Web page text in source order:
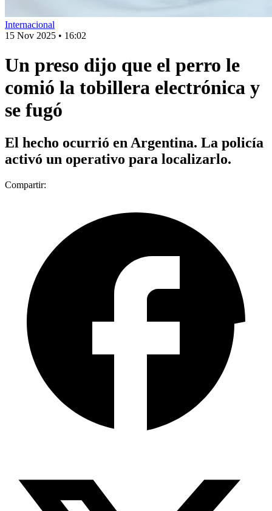
Internacional
15 Nov 2025 • 16:02
Un preso dijo que el perro le
comió la tobillera electrónica y
se fugó
El hecho ocurrió en Argentina. La policía
activó un operativo para localizarlo.
Compartir: